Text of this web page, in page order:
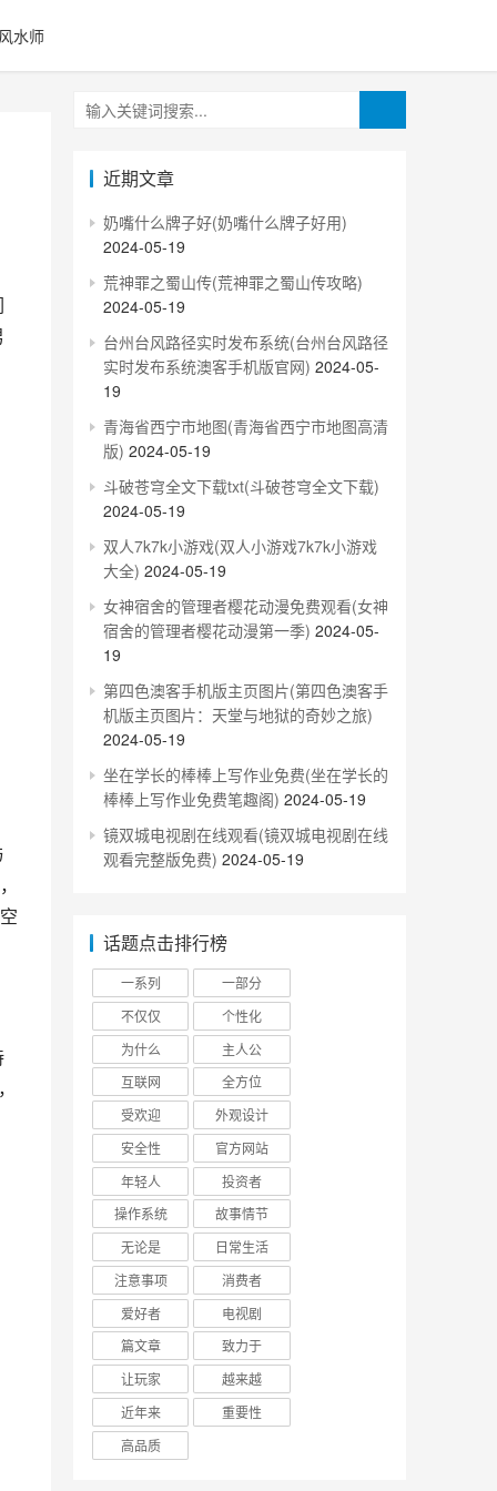
水师
近期文章
奶嘴什么牌子好(奶嘴什么牌子好用)
2024-05-19
荒神罪之蜀山传(荒神罪之蜀山传攻略)
2024-05-19
台州台风路径实时发布系统(台州台风路径
实时发布系统澳客手机版官网) 2024-05-
19
青海省西宁市地图(青海省西宁市地图高清
版) 2024-05-19
斗破苍穹全文下载txt(斗破苍穹全文下载)
2024-05-19
双人7k7k小游戏(双人小游戏7k7k小游戏
大全) 2024-05-19
女神宿舍的管理者樱花动漫免费观看(女神
宿舍的管理者樱花动漫第一季) 2024-05-
19
第四色澳客手机版主页图片(第四色澳客手
机版主页图片：天堂与地狱的奇妙之旅)
2024-05-19
坐在学长的棒棒上写作业免费(坐在学长的
棒棒上写作业免费笔趣阁) 2024-05-19
镜双城电视剧在线观看(镜双城电视剧在线
观看完整版免费) 2024-05-19
话题点击排行榜
一系列
一部分
不仅仅
个性化
为什么
主人公
互联网
全方位
受欢迎
外观设计
安全性
官方网站
年轻人
投资者
操作系统
故事情节
无论是
日常生活
注意事项
消费者
爱好者
电视剧
篇文章
致力于
让玩家
越来越
近年来
重要性
高品质